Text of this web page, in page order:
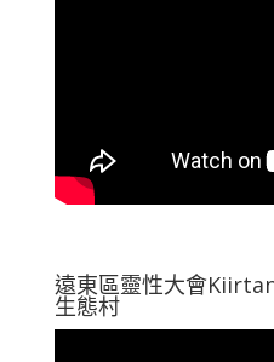
遠東區靈性大會
生態村